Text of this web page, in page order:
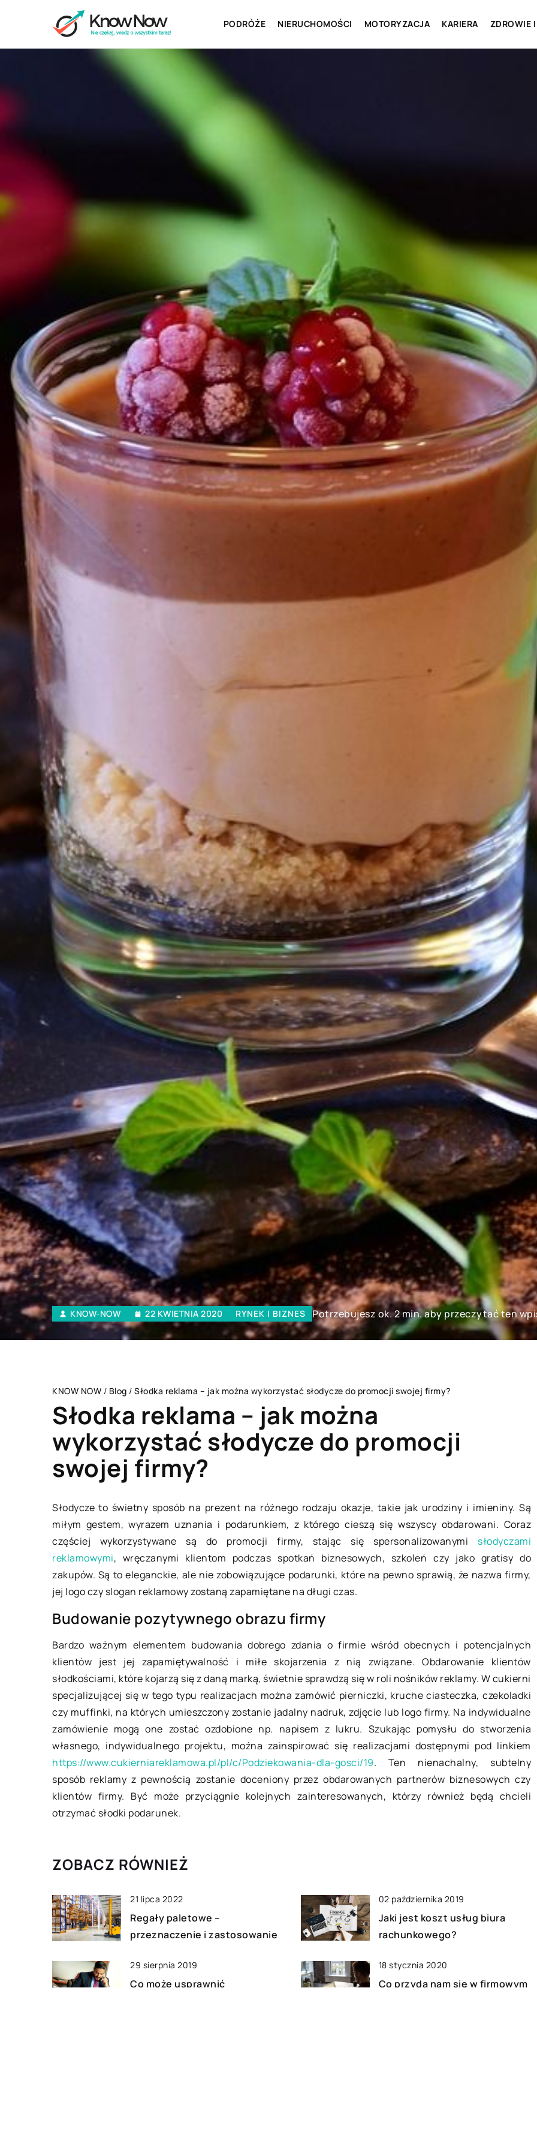
PODRÓŻE NIERUCHOMOŚCI MOTORYZACJA KARIERA ZDROWIE
KNOW-NOW 22 KWIETNIA 2020 RYNEK I BIZNES Potrzebujesz ok. 2 min. aby przeczytać ten
KNOW NOW / Blog / Słodka reklama – jak można wykorzystać słodycze do promocji swojej firmy?
Słodka reklama – jak można
wykorzystać słodycze do promocji
swojej firmy?
Słodycze to świetny sposób na prezent na różnego rodzaju okazje, takie jak urodziny i imieniny. Są
miłym gestem, wyrazem uznania i podarunkiem, z którego cieszą się wszyscy obdarowani. Coraz
częściej wykorzystywane są do promocji firmy, stając się spersonalizowanymi słodyczami
reklamowymi, wręczanymi klientom podczas spotkań biznesowych, szkoleń czy jako gratisy do
zakupów. Są to eleganckie, ale nie zobowiązujące podarunki, które na pewno sprawią, że nazwa firmy,
jej logo czy slogan reklamowy zostaną zapamiętane na długi czas.
Budowanie pozytywnego obrazu firmy
Bardzo ważnym elementem budowania dobrego zdania o firmie wśród obecnych i potencjalnych
klientów jest jej zapamiętywalność i miłe skojarzenia z nią związane. Obdarowanie klientów
słodkościami, które kojarzą się z daną marką, świetnie sprawdzą się w roli nośników reklamy. W cukierni
specjalizującej się w tego typu realizacjach można zamówić pierniczki, kruche ciasteczka, czekoladki
czy muffinki, na których umieszczony zostanie jadalny nadruk, zdjęcie lub logo firmy. Na indywidualne
zamówienie mogą one zostać ozdobione np. napisem z lukru. Szukając pomysłu do stworzenia
własnego, indywidualnego projektu, można zainspirować się realizacjami dostępnymi pod linkiem
https://www.cukierniareklamowa.pl/pl/c/Podziekowania-dla-gosci/19. Ten nienachalny, subtelny
sposób reklamy z pewnością zostanie doceniony przez obdarowanych partnerów biznesowych czy
klientów firmy. Być może przyciągnie kolejnych zainteresowanych, którzy również będą chcieli
otrzymać słodki podarunek.
ZOBACZ RÓWNIEŻ
21 lipca 2022
Regały paletowe –
przeznaczenie i zastosowanie
02 października 2019
Jaki jest koszt usług biura
rachunkowego?
29 sierpnia 2019
Co może usprawnić
18 stycznia 2020
Co przyda nam się w firmowym
OGRODNICTWO I DOM
01 kwietnia 2018
Małe wnętrze to szczególne
wyzwanie aranżacyjne. Tutaj bowiem
liczy się każdy centymetr
kwadratowy, każdy skrawek
przestrzeni. Ze względu na
ograniczenia […]
W jakim zakresie agencja
interaktywna może wspomóc
naszą działalność?
Prowadzenie własnej działalności
skupia w sobie szereg istotnych
obowiązków, które nie pozostawiają
czasu na zajmowanie się
marketingiem i działaniami
reklamowymi, […]